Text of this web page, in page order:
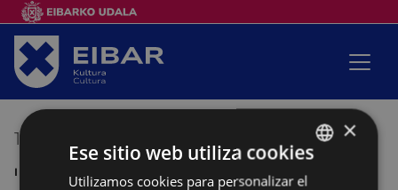
18/06/2016
INFANTIL SANJUANAK 2016 BASQUE
×
Ese sitio web utiliza cookies
Utilizamos cookies para personalizar el